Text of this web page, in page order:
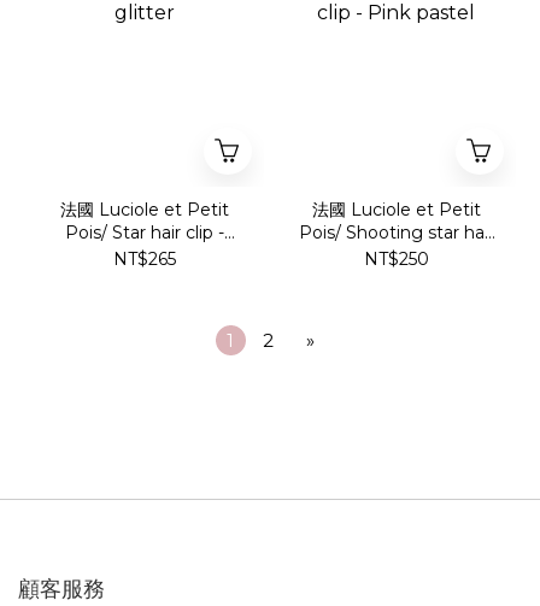
法國 Luciole et Petit
Pois/ Star hair clip -
Black glitter
NT$265
法國 Luciole et Petit
Pois/ Shooting star hair
clip - Pink pastel
NT$250
1 2 »
顧客服務